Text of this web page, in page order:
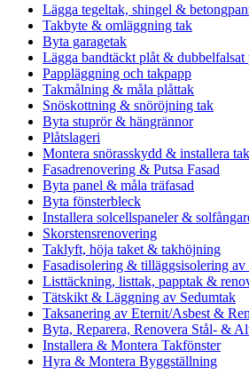
Lägga tegeltak, shingel &
Takbyte & omläggning tak
Byta garagetak
Lägga bandtäckt plåt & dubbelfalsat
Pappläggning och takpapp
Takmålning & måla plåttak
Snöskottning & snöröjning tak
Byta stuprör & hängrännor
Plåtslageri
Montera snörasskydd & installera
Fasadrenovering & Putsa Fasad
Byta panel & måla träfasad
Byta fönsterbleck
Installera solcellspaneler &
Skorstensrenovering
Taklyft, höja taket & takhöjning
Fasadisolering & tilläggsisolering
Listtäckning, listtak, papptak &
Tätskikt & Läggning av Sedumtak
Taksanering av Eternit/Asbest &
Byta, Reparera, Renovera Stål- &
Installera & Montera Takfönster
Hyra & Montera Byggställning